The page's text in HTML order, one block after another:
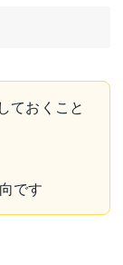
ておくこと
です